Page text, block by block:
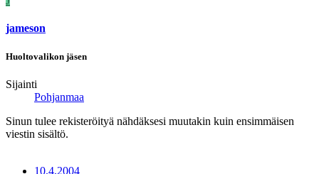
jameson
Huoltovalikon jäsen
Sijainti
Pohjanmaa
Sinun tulee rekisteröityä nähdäksesi muutakin kuin ensimmäisen
viestin sisältö.
10.4.2004